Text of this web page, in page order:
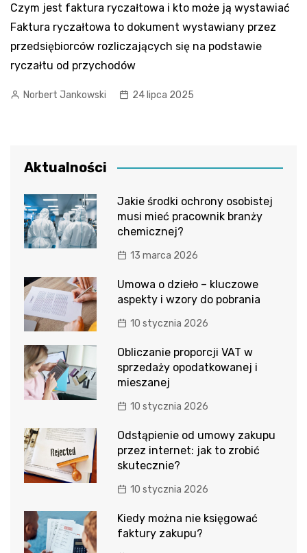
Czym jest faktura ryczałtowa i kto może ją wystawiać
Faktura ryczałtowa to dokument wystawiany przez
przedsiębiorców rozliczających się na podstawie
ryczałtu od przychodów
Norbert Jankowski 24 lipca 2025
Aktualności
Jakie środki ochrony osobistej
musi mieć pracownik branży
chemicznej?
13 marca 2026
Umowa o dzieło – kluczowe
aspekty i wzory do pobrania
10 stycznia 2026
Obliczanie proporcji VAT w
sprzedaży opodatkowanej i
mieszanej
10 stycznia 2026
Odstąpienie od umowy zakupu
przez internet: jak to zrobić
skutecznie?
10 stycznia 2026
Kiedy można nie księgować
faktury zakupu?